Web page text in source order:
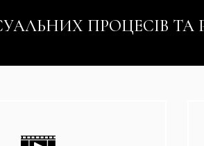
ПРОЦЕСІВ ТА